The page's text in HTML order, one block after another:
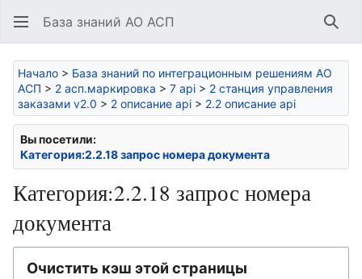
База знаний АО АСП
Начало > База знаний по интеграционным решениям АО
АСП > 2 асп.маркировка > 7 api > 2 станция управления
заказами v2.0 > 2 описание api > 2.2 описание api
Вы посетили:
Категория:2.2.18 запрос номера документа
Категория:2.2.18 запрос номера
документа
Очистить кэш этой страницы